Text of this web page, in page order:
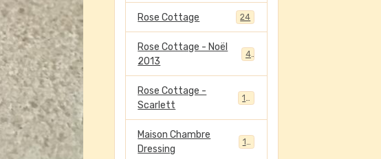
Rose Cottage 24
Rose Cottage - Noël
2013
4
Rose Cottage -
Scarlett
Maison Chambre
Dressing